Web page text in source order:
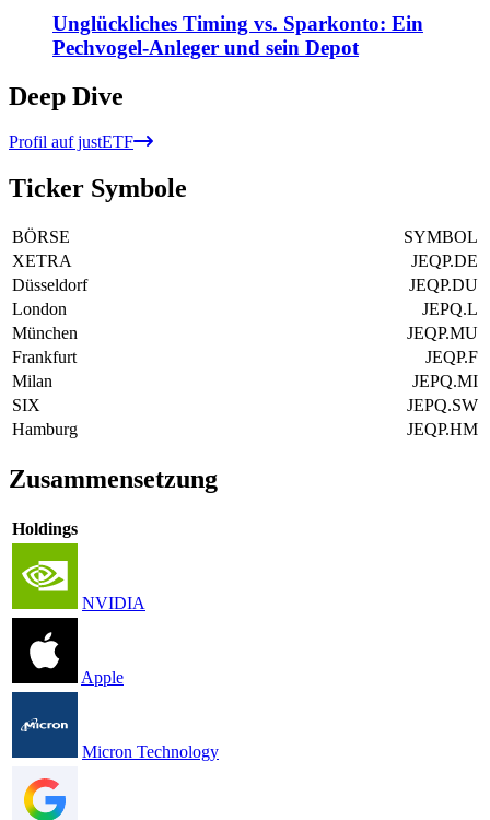
Unglückliches Timing vs. Sparkonto: Ein
Pechvogel-Anleger und sein Depot
Deep Dive
Profil auf justETF
Ticker Symbole
BÖRSE
SYMBOL
XETRA
JEQP.DE
Düsseldorf
JEQP.DU
London
JEPQ.L
München
JEQP.MU
Frankfurt
JEQP.F
Milan
JEPQ.MI
SIX
JEPQ.SW
Hamburg
JEQP.HM
Zusammensetzung
Holdings
NVIDIA
Apple
Micron Technology